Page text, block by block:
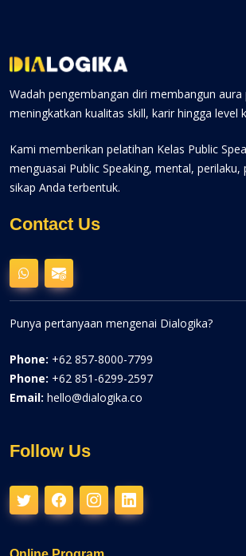
Wadah pengembangan diri membangun
meningkatkan kualitas skill, karir hingga level
Kami memberikan pelatihan Kelas Public
menguasai Public Speaking, mental, perilaku,
sikap Anda terbentuk.
Contact Us
Punya pertanyaan mengenai Dialogika?
Phone: +62 857-8000-7799
Phone: +62 851-6299-2597
Email: hello@dialogika.co
Follow Us